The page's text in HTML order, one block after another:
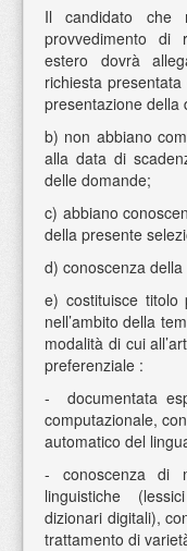
Il candidato che
provvedimento di
estero dovrà
richiesta
presentazione della
b) non abbiano
alla data di
delle domande;
c) abbiano
della presente
d) conoscenza
e) costituisce titolo
nell’ambito della
modalità di cui
preferenziale :
- documentata
computazionale,
automatico del
- conoscenza di
linguistiche
dizionari digitali),
trattamento di